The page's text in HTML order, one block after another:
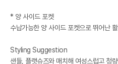
* 양 사이드 포켓
수납가능한 양 사이드 포켓으로 뛰어난
Styling Suggestion
샌들, 플랫슈즈와 매치해 여성스럽고 청